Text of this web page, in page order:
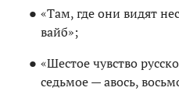
«Там, где они видят
вайб»;
«Шестое чувство
седьмое — авось,